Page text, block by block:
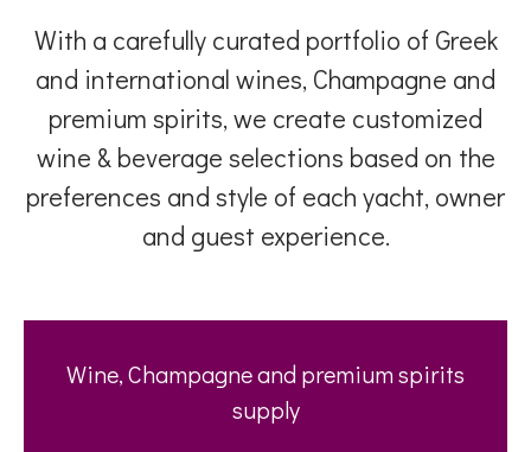
With a carefully curated portfolio of Greek
and international wines, Champagne and
premium spirits, we create customized
wine & beverage selections based on the
preferences and style of each yacht, owner
and guest experience.
Wine, Champagne and premium spirits
supply